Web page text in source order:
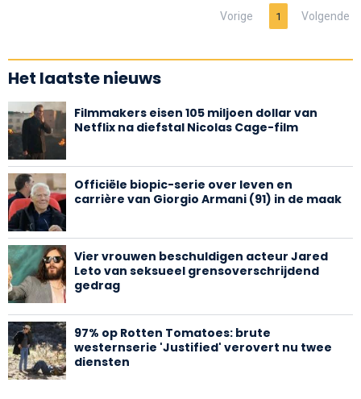
Vorige 1 Volgende
Het laatste nieuws
Filmmakers eisen 105 miljoen dollar van
Netflix na diefstal Nicolas Cage-film
Officiële biopic-serie over leven en
carrière van Giorgio Armani (91) in de maak
Vier vrouwen beschuldigen acteur Jared
Leto van seksueel grensoverschrijdend
gedrag
97% op Rotten Tomatoes: brute
westernserie 'Justified' verovert nu twee
diensten